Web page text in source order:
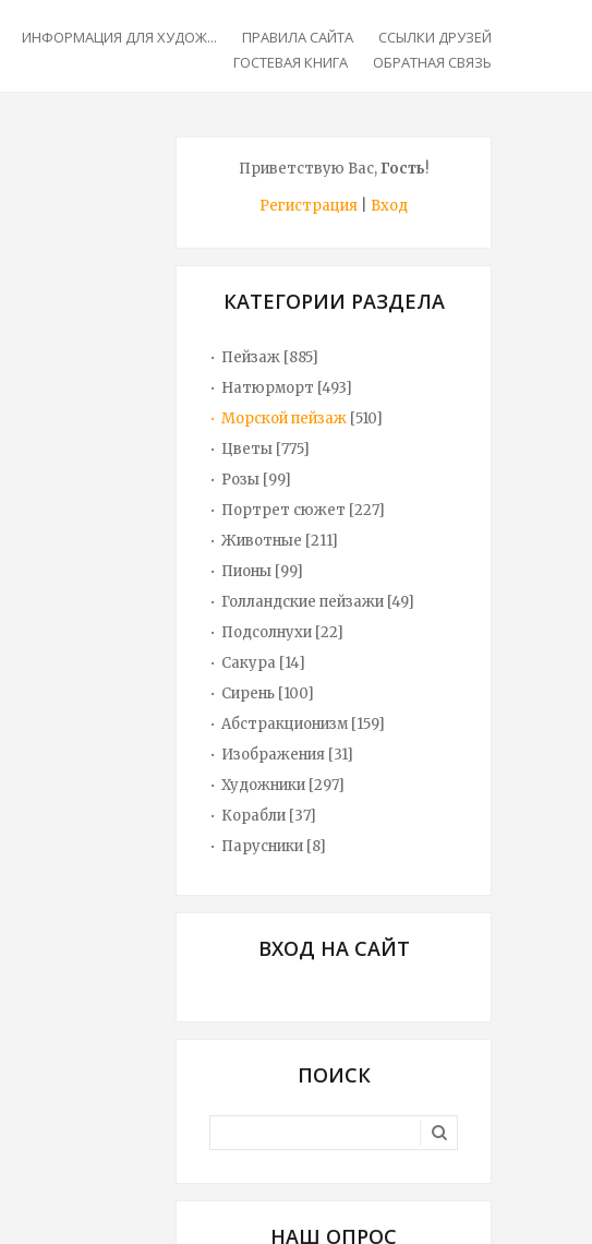
ИНФОРМАЦИЯ ДЛЯ ХУДОЖ... ПРАВИЛА САЙТА
ССЫЛКИ ДРУЗЕЙ
ГОСТЕВАЯ КНИГА
ОБРАТНАЯ СВЯЗЬ
Приветствую Вас,Гость!
Регистрация
Вход
КАТЕГОРИИ РАЗДЕЛА
Пейзаж [885]
Натюрморт [493]
Морской пейзаж [510]
Цветы [775]
Розы [99]
Портрет сюжет [227]
Животные [211]
Пионы [99]
Голландские пейзажи [49]
Подсолнухи [22]
Сакура [14]
Сирень [100]
Абстракционизм [159]
Изображения [31]
Художники [297]
Корабли [37]
Парусники [8]
ВХОД НА САЙТ
ПОИСК
НАШ ОПРОС